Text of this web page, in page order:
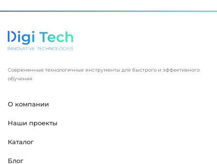
Современные технологичные инструменты для быстрого и эффективного
обучения
О компании
Наши проекты
Каталог
Блог